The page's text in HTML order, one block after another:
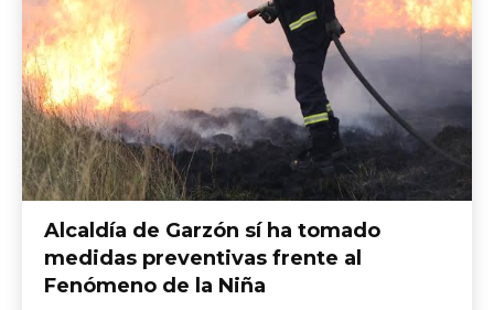
Alcaldía de Garzón sí ha tomado
medidas preventivas frente al
Fenómeno de la Niña